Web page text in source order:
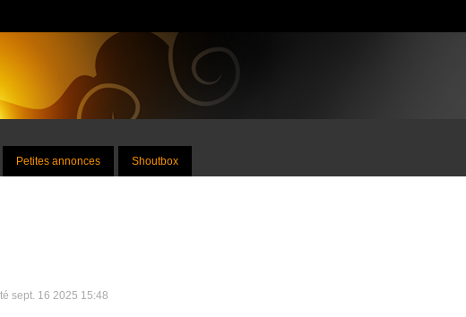
Petites annonces Shoutbox
sept. 16 2025 15:48